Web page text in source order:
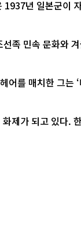
년 일본군이
족 민속 문화와
를 매치한 그는
제가 되고 있다.